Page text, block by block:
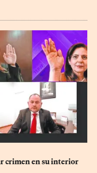
crimen en su interior